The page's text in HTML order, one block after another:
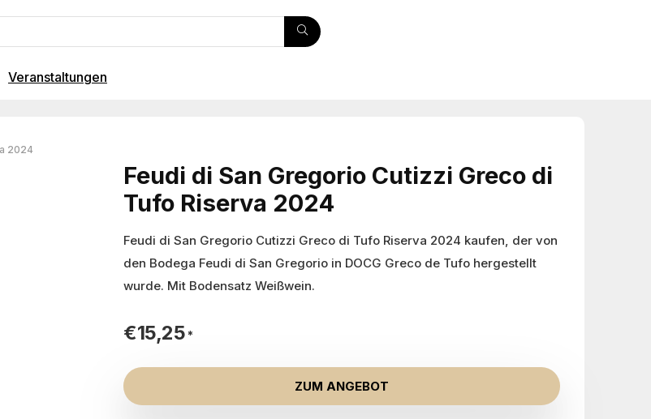
Veranstaltungen
2024
Feudi di San Gregorio Cutizzi Greco di
Tufo Riserva 2024
Feudi di San Gregorio Cutizzi Greco di Tufo Riserva 2024 kaufen, der von
den Bodega Feudi di San Gregorio in DOCG Greco de Tufo hergestellt
wurde. Mit Bodensatz Weißwein.
€15,25
ZUM ANGEBOT